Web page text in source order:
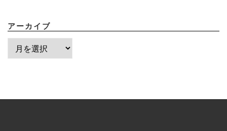
アーカイブ
ー
ブ